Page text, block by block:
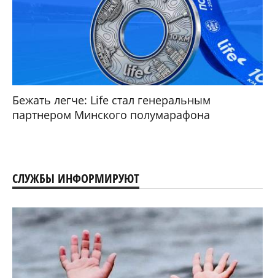
Бежать легче: Life стал генеральным
партнером Минского полумарафона
СЛУЖБЫ ИНФОРМИРУЮТ